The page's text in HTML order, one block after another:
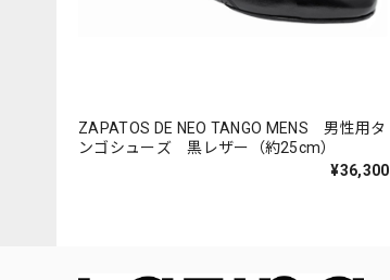
ZAPATOS DE NEO TANGO MENS 男性用タ
ンゴシューズ 黒レザー（約25cm）
¥36,300